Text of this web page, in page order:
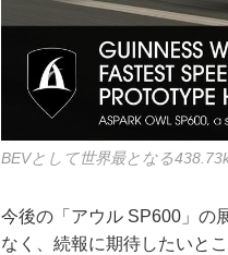
BEVとして世界最となる
今後の「アウル SP600」の
なく、続報に期待したいとこ